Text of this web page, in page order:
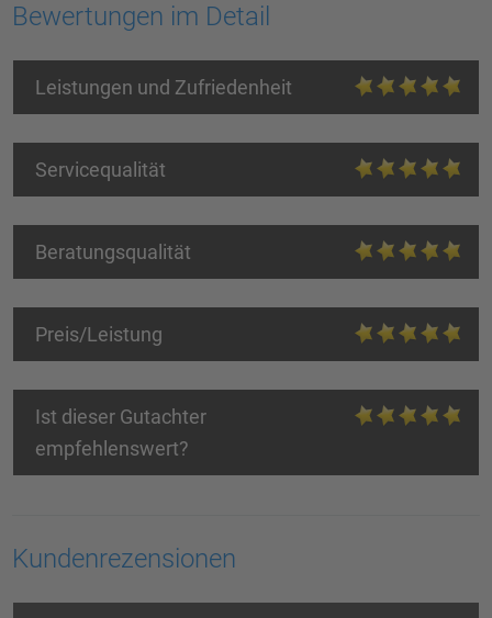
Bewertungen im Detail
Leistungen und Zufriedenheit
Servicequalität
Beratungsqualität
Preis/Leistung
Ist dieser Gutachter
empfehlenswert?
Kundenrezensionen